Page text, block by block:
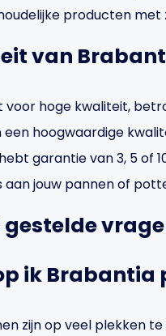
producten met
van
hoge kwaliteit,
een hoogwaardige
garantie van 3, 5 of
aan jouw pannen of
gestelde
ik Brabantia
zijn op veel plekken